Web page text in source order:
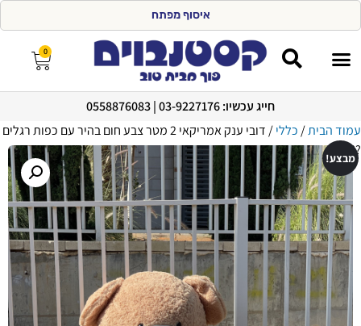
יסוף מפתחת
0
חייג עכשיו: 03-9227176 | 0558876083
עמוד הבית/כללי
/ דובי ענק אמריקאי 2 מטר צבע חום בהיר עם כפות רגלים
??מבצע!